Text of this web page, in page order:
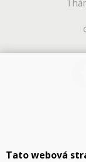
Tato webová